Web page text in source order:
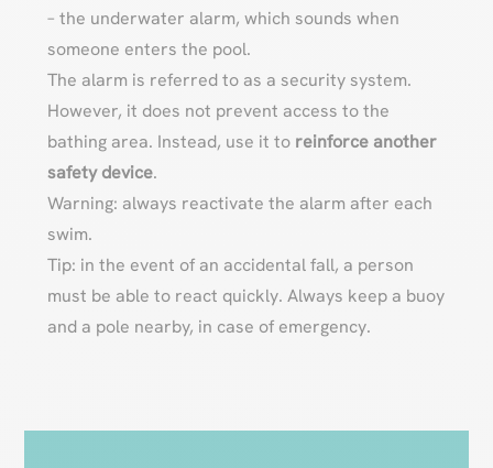
– the underwater alarm, which sounds when
someone enters the pool.
The alarm is referred to as a security system.
However, it does not prevent access to the
bathing area. Instead, use it to reinforce another
safety device.
Warning: always reactivate the alarm after each
swim.
Tip: in the event of an accidental fall, a person
must be able to react quickly. Always keep a buoy
and a pole nearby, in case of emergency.